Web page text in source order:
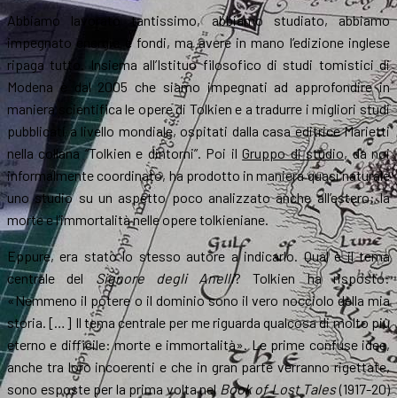
Abbiamo lavorato tantissimo, abbiamo studiato, abbiamo
impegnato energie e fondi, ma avere in mano l’edizione inglese
ripaga tutto. Insiema all’Istituo filosofico di studi tomistici di
Modena è dal 2005 che siamo impegnati ad approfondire in
maniera scientifica le opere di Tolkien e a tradurre i migliori studi
pubblicati a livello mondiale, ospitati dalla casa editrice Marietti
nella collana “Tolkien e dintorni”. Poi ilGruppo di studio, da noi
informalmente coordinato, ha prodotto in maniera quasi naturale
uno studio su un aspetto poco analizzato anche all’estero: la
morte e l’immortalità nelle opere tolkieniane.
Eppure, era stato lo stesso autore a indicarlo. Qual è il tema
centrale del Signore degli Anelli? Tolkien ha risposto:
«Nemmeno il potere o il dominio sono il vero nocciolo della mia
storia. […] Il tema centrale per me riguarda qualcosa di molto più
eterno e difficile: morte e immortalità». Le prime confuse idee,
anche tra loro incoerenti e che in gran parte verranno rigettate,
sono esposte per la prima volta nel Book of Lost Tales(1917-20)